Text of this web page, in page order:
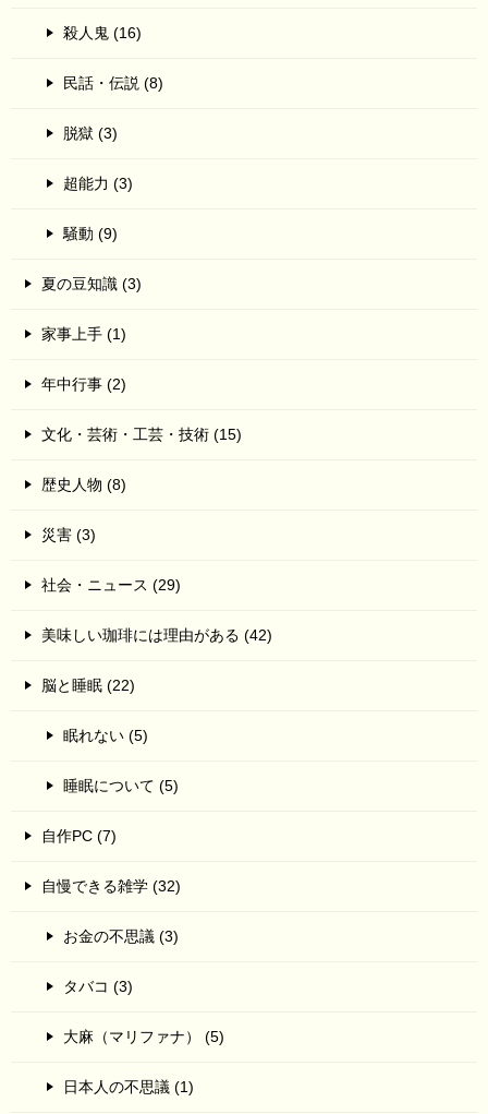
殺人鬼 (16)
民話・伝説 (8)
脱獄 (3)
超能力 (3)
騒動 (9)
夏の豆知識 (3)
家事上手 (1)
年中行事 (2)
文化・芸術・工芸・技術 (15)
歴史人物 (8)
災害 (3)
社会・ニュース (29)
美味しい珈琲には理由がある (42)
脳と睡眠 (22)
眠れない (5)
睡眠について (5)
自作PC (7)
自慢できる雑学 (32)
お金の不思議 (3)
タバコ (3)
大麻（マリファナ） (5)
日本人の不思議 (1)